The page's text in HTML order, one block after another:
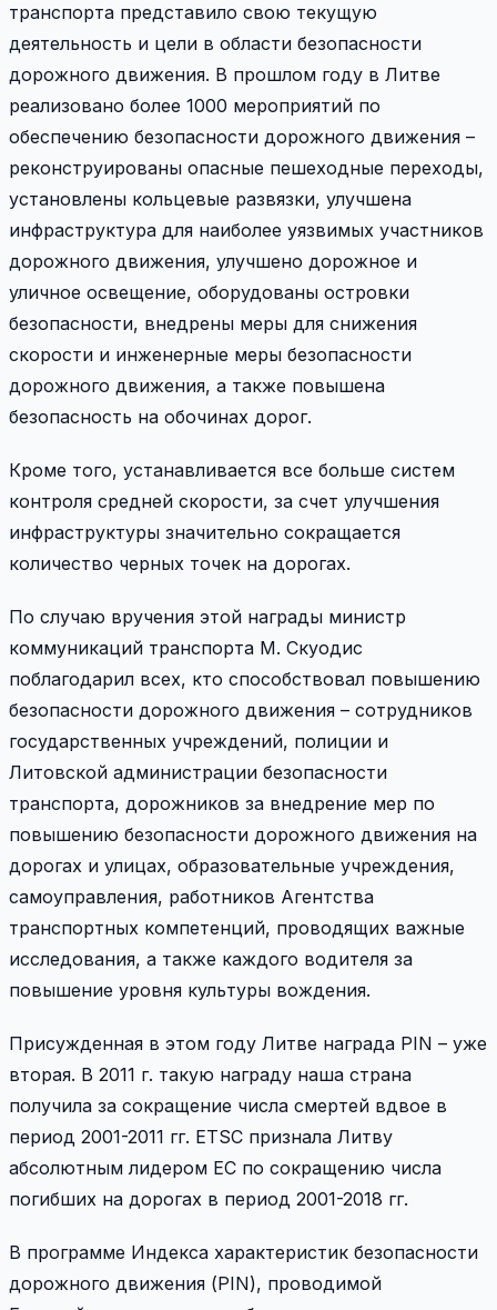
транспорта представило свою текущую
деятельность и цели в области безопасности
дорожного движения. В прошлом году в Литве
реализовано более 1000 мероприятий по
обеспечению безопасности дорожного движения –
реконструированы опасные пешеходные переходы,
установлены кольцевые развязки, улучшена
инфраструктура для наиболее уязвимых участников
дорожного движения, улучшено дорожное и
уличное освещение, оборудованы островки
безопасности, внедрены меры для снижения
скорости и инженерные меры безопасности
дорожного движения, а также повышена
безопасность на обочинах дорог.
Кроме того, устанавливается все больше систем
контроля средней скорости, за счет улучшения
инфраструктуры значительно сокращается
количество черных точек на дорогах.
По случаю вручения этой награды министр
коммуникаций транспорта М. Скуодис
поблагодарил всех, кто способствовал повышению
безопасности дорожного движения – сотрудников
государственных учреждений, полиции и
Литовской администрации безопасности
транспорта, дорожников за внедрение мер по
повышению безопасности дорожного движения на
дорогах и улицах, образовательные учреждения,
самоуправления, работников Агентства
транспортных компетенций, проводящих важные
исследования, а также каждого водителя за
повышение уровня культуры вождения.
Присужденная в этом году Литве награда PIN – уже
вторая. В 2011 г. такую награду наша страна
получила за сокращение числа смертей вдвое в
период 2001-2011 гг. ETSC признала Литву
абсолютным лидером ЕС по сокращению числа
погибших на дорогах в период 2001-2018 гг.
В программе Индекса характеристик безопасности
дорожного движения (PIN), проводимой